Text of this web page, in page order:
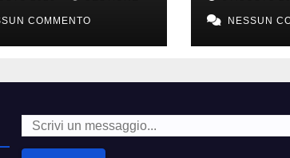
a scuola
COMMENTO
isole
NESSUN